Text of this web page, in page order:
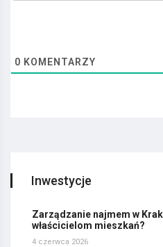
0 KOMENTARZY
Inwestycje
Zarządzanie najmem w
właścicielom mieszkań?
4 czerwca 2026